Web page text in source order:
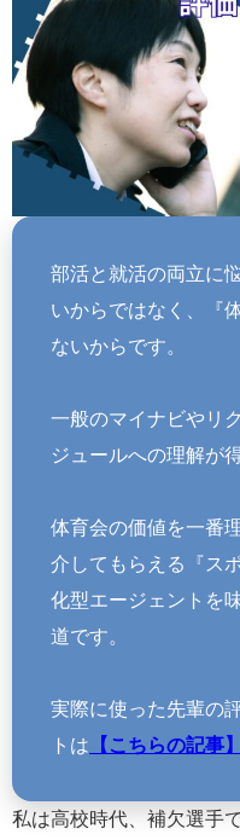
部活と就活の両立に
いからではなく、『
ないからです。
一般のマイナビやリ
ジュールへの理解が
体育会の価値を一番
介してもらえる『ス
化型エージェントを
道です。
実際に使った先輩の
トは 【こちらの記事】
私は高校時代、補欠選手で